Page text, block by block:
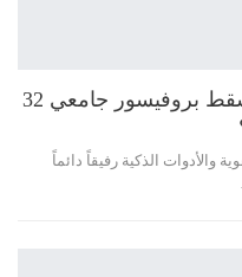
مصيدة «النص الخفي».. كيف أسقط بروفيسور جامعي 32
والأدوات الذكية رفيقاً دائماً